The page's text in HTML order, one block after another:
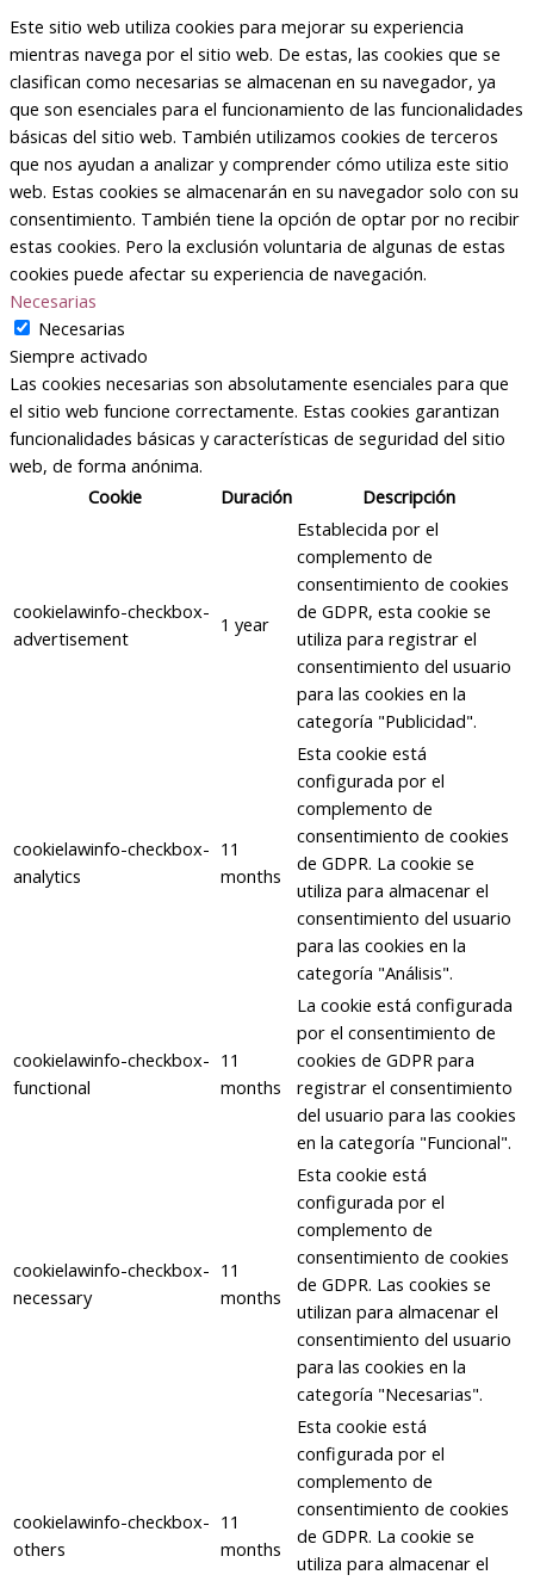
Este sitio web utiliza cookies para mejorar su experiencia
mientras navega por el sitio web. De estas, las cookies que se
clasifican como necesarias se almacenan en su navegador, ya
que son esenciales para el funcionamiento de las funcionalidades
básicas del sitio web. También utilizamos cookies de terceros
que nos ayudan a analizar y comprender cómo utiliza este sitio
web. Estas cookies se almacenarán en su navegador solo con su
consentimiento. También tiene la opción de optar por no recibir
estas cookies. Pero la exclusión voluntaria de algunas de estas
cookies puede afectar su experiencia de navegación.
Necesarias
Necesarias
Siempre activado
Las cookies necesarias son absolutamente esenciales para que
el sitio web funcione correctamente. Estas cookies garantizan
funcionalidades básicas y características de seguridad del sitio
web, de forma anónima.
Cookie
Duración Descripción
cookielawinfo-checkbox-
advertisement
1 year
Establecida por el
complemento de
consentimiento de cookies
de GDPR, esta cookie se
utiliza para registrar el
consentimiento del usuario
para las cookies en la
categoría "Publicidad".
cookielawinfo-checkbox-
analytics
11
months
Esta cookie está
configurada por el
complemento de
consentimiento de cookies
de GDPR. La cookie se
utiliza para almacenar el
consentimiento del usuario
para las cookies en la
categoría "Análisis".
cookielawinfo-checkbox-
functional
11
months
La cookie está configurada
por el consentimiento de
cookies de GDPR para
registrar el consentimiento
del usuario para las cookies
en la categoría "Funcional".
cookielawinfo-checkbox-
necessary
11
months
Esta cookie está
configurada por el
complemento de
consentimiento de cookies
de GDPR. Las cookies se
utilizan para almacenar el
consentimiento del usuario
para las cookies en la
categoría "Necesarias".
cookielawinfo-checkbox-
others
11
months
Esta cookie está
configurada por el
complemento de
consentimiento de cookies
de GDPR. La cookie se
utiliza para almacenar el